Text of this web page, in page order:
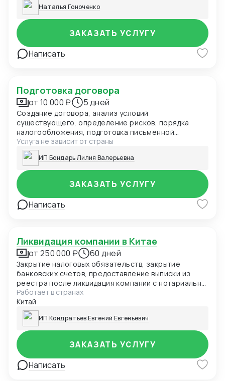
Наталья Гоноченко
Написать
ЗАКАЗАТЬ УСЛУГУ
Подготовка договора
от 10 000 ₽ 5 дней
Создание договора, анализ условий
существующего, определение рисков, порядка
налогообложения, подготовка письменной
аналитической консультации с определением
ключевых позиций
Услуга не зависит от страны
ИП Бондарь Лилия Валерьевна
Написать
ЗАКАЗАТЬ УСЛУГУ
Ликвидация компании в Китае
от 250 000 ₽ 60 дней
Закрытие налоговых обязательств, закрытие
банковских счетов, предоставление выписки из
реестра после ликвидация компании с нотариально
заверенным переводом на русский язык
Работает в странах
Китай
ИП Кондратьев Евгений Евгеньевич
Написать
ЗАКАЗАТЬ УСЛУГУ